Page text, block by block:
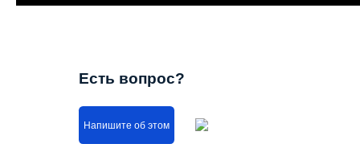
Есть вопрос?
Напишите об этом